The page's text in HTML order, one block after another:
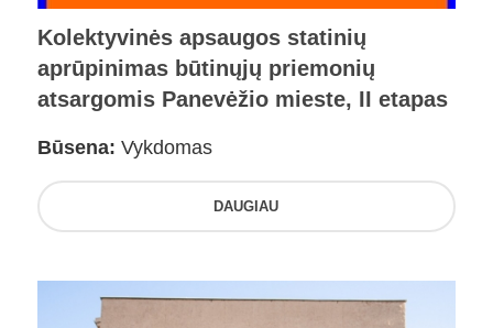
Kolektyvinės apsaugos statinių
aprūpinimas būtinųjų priemonių
atsargomis Panevėžio mieste, II etapas
Būsena: Vykdomas
DAUGIAU